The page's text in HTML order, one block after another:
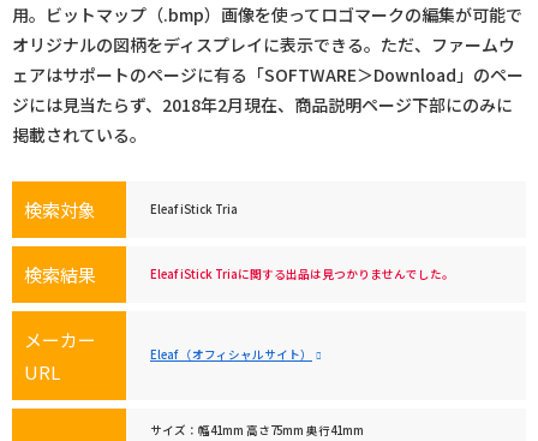
用。ビットマップ（.bmp）画像を使ってロゴマークの編集が可能で
オリジナルの図柄をディスプレイに表示できる。ただ、ファームウ
ェアはサポートのページに有る「SOFTWARE＞Download」のペー
ジには見当たらず、2018年2月現在、商品説明ページ下部にのみに
掲載されている。
検索対象 Eleaf iStick Tria
検索結果 Eleaf iStick Triaに関する出品は見つかりませんでした。
メーカー
URL
Eleaf （オフィシャルサイト）
サイズ：幅41mm 高さ75mm 奥行41mm